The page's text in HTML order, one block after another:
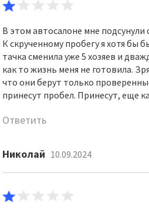
В этом автосалоне мне
К скрученному пробегу я хотя бы
тачка сменила уже 5 хозяев и
как то жизнь меня не готовила.
что они берут только
принесут пробел. Принесут, еще
Ответить
Николай 10.09.2024